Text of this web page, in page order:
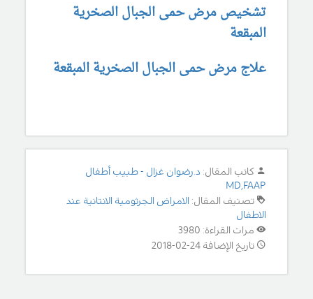
تشخيص مرض حمى الجبال الصخرية
المبقعة
علاج مرض حمى الجبال الصخرية المبقعة
كاتب المقال: د.رضوان غزال - طبيب أطفال
MD,FAAP
تصنيف المقال: الامراض الجرثومية الانتانية عند
الاطفال
مرات القراءة: 3980
تاريخ الإضافة 24-02-2018